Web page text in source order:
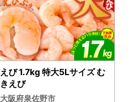
えび 1.7kg 特大5Lサイズ む
きえび
大阪府泉佐野市